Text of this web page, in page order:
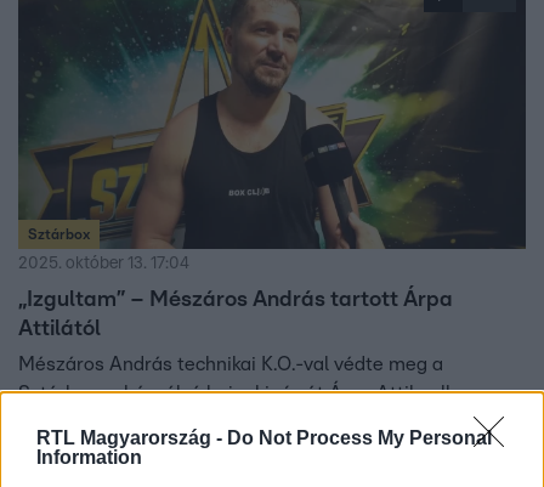
RTL Magyarország - Do Not Process My Personal
Information
Sztárbox
2025. október 13. 17:04
„Izgultam” – Mészáros András tartott Árpa
Attilától
Mészáros András technikai K.O.-val védte meg a
Sztárbox nehézsúlyú bajnoki címét Árpa Attila ellen.